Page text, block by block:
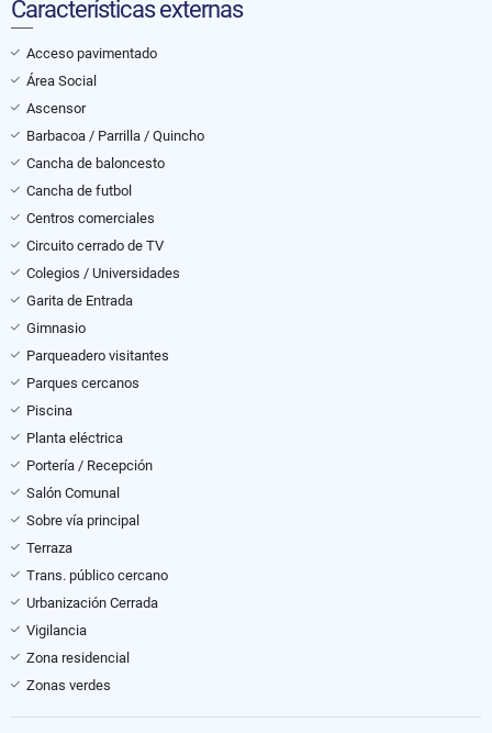
Características externas
Acceso pavimentado
Área Social
Ascensor
Barbacoa / Parrilla / Quincho
Cancha de baloncesto
Cancha de futbol
Centros comerciales
Circuito cerrado de TV
Colegios / Universidades
Garita de Entrada
Gimnasio
Parqueadero visitantes
Parques cercanos
Piscina
Planta eléctrica
Portería / Recepción
Salón Comunal
Sobre vía principal
Terraza
Trans. público cercano
Urbanización Cerrada
Vigilancia
Zona residencial
Zonas verdes